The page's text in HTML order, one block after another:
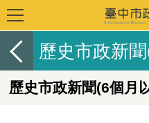
歷史市政新
歷史市政新聞(6個月